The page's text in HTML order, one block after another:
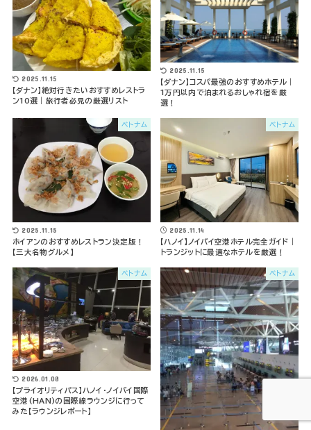
2025.11.15
【ダナン】絶対行きたいおすすめレストラ
ン10選｜旅行者必見の厳選リスト
2025.11.15
【ダナン】コスパ最強のおすすめホテル｜
1万円以内で泊まれるおしゃれ宿を厳
選！
ベトナム
2025.11.15
ホイアンのおすすめレストラン決定版！
【三大名物グルメ】
ベトナム
2025.11.14
【ハノイ】ノイバイ空港ホテル完全ガイド｜
トランジットに最適なホテルを厳選！
ベトナム
2026.01.08
【プライオリティパス】ハノイ･ノイバイ国際
空港(HAN)の国際線ラウンジに行って
みた【ラウンジレポート】
ベトナム